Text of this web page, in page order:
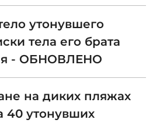
утонувшего
тела его брата
- ОБНОВЛЕНО
на диких пляжах
40 утонувших